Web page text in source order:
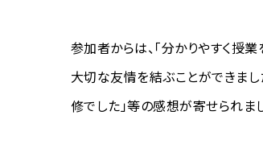
参加者からは、「分かりやすく授
大切な友情を結ぶことができまし
修でした」等の感想が寄せられま